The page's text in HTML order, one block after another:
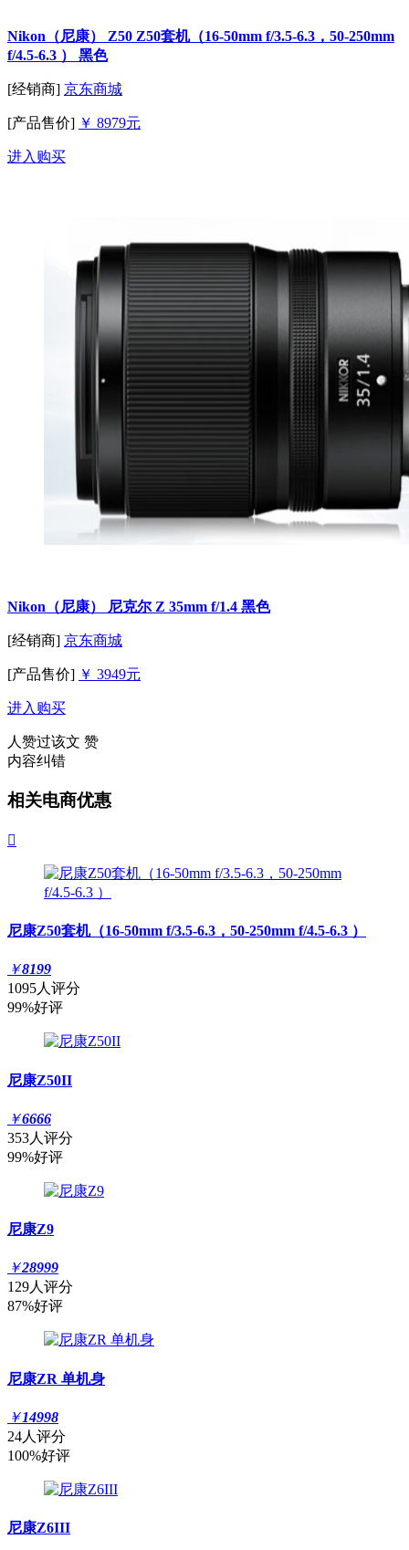
Nikon（尼康） Z50 Z50套机（16-50mm f/3.5-6.3，50-250mm
f/4.5-6.3 ） 黑色
[经销商] 京东商城
[产品售价] ￥ 8979元
进入购买
Nikon（尼康） 尼克尔 Z 35mm f/1.4 黑色
[经销商] 京东商城
[产品售价] ￥ 3949元
进入购买
人赞过该文 赞
内容纠错
相关电商优惠

尼康Z50套机（16-50mm f/3.5-6.3，50-250mm f/4.5-6.3 ）
￥8199
1095人评分
99%好评
尼康Z50II
￥6666
353人评分
99%好评
尼康Z9
￥28999
129人评分
87%好评
尼康ZR 单机身
￥14998
24人评分
100%好评
尼康Z6III